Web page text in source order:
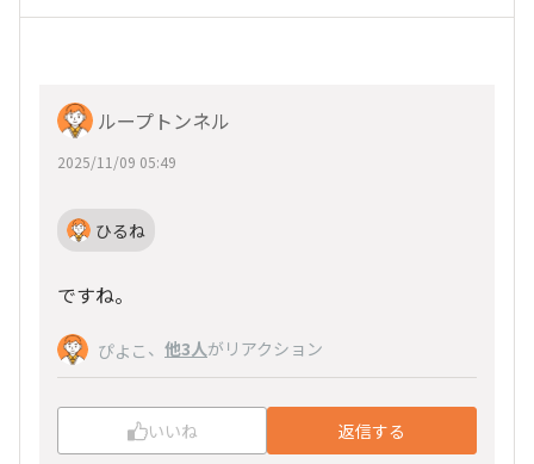
ループトンネル
2025/11/09 05:49
ひるね
ですね。
ぴよこ 、 他3人がリアクション
いいね 返信する